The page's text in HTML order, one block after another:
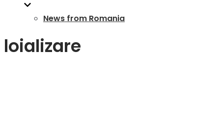
News from Romania
loializare